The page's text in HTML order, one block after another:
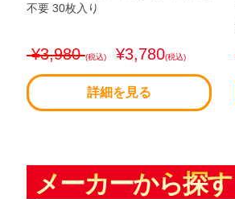
不要 30枚入り
¥3,980(税込) ¥3,780(税込)
詳細を見る
メーカーから探す